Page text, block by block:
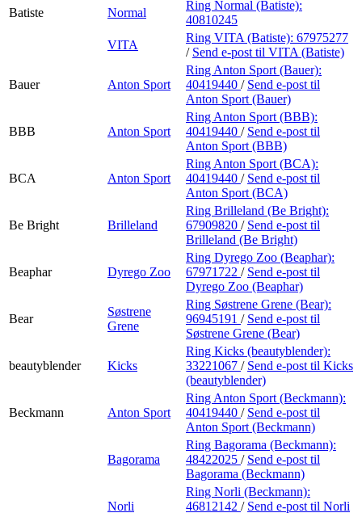
Batiste
Normal
Ring Normal (Batiste):
40810245
VITA
Ring VITA (Batiste): 67975277
/ Send e-post til VITA (Batiste)
Bauer Anton Sport
Ring Anton Sport (Bauer):
40419440 / Send e-post til
Anton Sport (Bauer)
BBB Anton Sport
Ring Anton Sport (BBB):
40419440 / Send e-post til
Anton Sport (BBB)
BCA Anton Sport
Ring Anton Sport (BCA):
40419440 / Send e-post til
Anton Sport (BCA)
Be Bright Brilleland
Ring Brilleland (Be Bright):
67909820 / Send e-post til
Brilleland (Be Bright)
Beaphar Dyrego Zoo
Ring Dyrego Zoo (Beaphar):
67971722 / Send e-post til
Dyrego Zoo (Beaphar)
Bear
Søstrene
Grene
Ring Søstrene Grene (Bear):
96945191 / Send e-post til
Søstrene Grene (Bear)
beautyblender Kicks
Ring Kicks (beautyblender):
33221067 / Send e-post til Kicks
(beautyblender)
Beckmann Anton Sport
Ring Anton Sport (Beckmann):
40419440 / Send e-post til
Anton Sport (Beckmann)
Bagorama
Ring Bagorama (Beckmann):
48422025 / Send e-post til
Bagorama (Beckmann)
Norli
Ring Norli (Beckmann):
46812142 / Send e-post til Norli